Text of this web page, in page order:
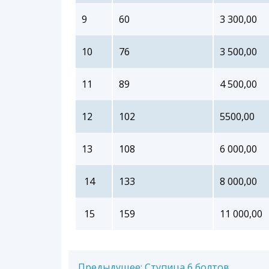
9 60 3 300,00
10 76 3 500,00
11 89 4 500,00
12 102 5500,00
13 108 6 000,00
14 133 8 000,00
15 159 11 000,00